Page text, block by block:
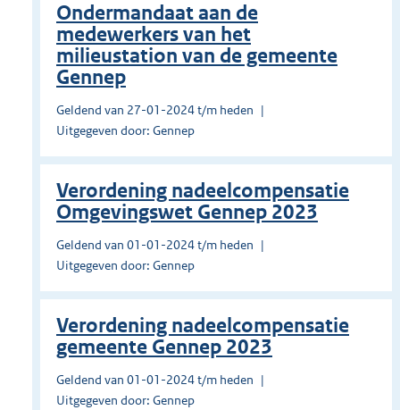
Ondermandaat aan de
medewerkers van het
milieustation van de gemeente
Gennep
Geldend van 27-01-2024 t/m heden
Uitgegeven door: Gennep
Verordening nadeelcompensatie
Omgevingswet Gennep 2023
Geldend van 01-01-2024 t/m heden
Uitgegeven door: Gennep
Verordening nadeelcompensatie
gemeente Gennep 2023
Geldend van 01-01-2024 t/m heden
Uitgegeven door: Gennep